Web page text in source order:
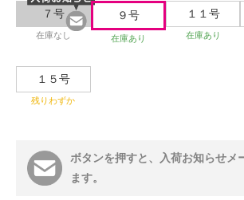
７号
在庫なし
９号
在庫あり
１１号
在庫あり
１５号
残りわずか
ボタンを押すと、入荷お知らせメ
ます。